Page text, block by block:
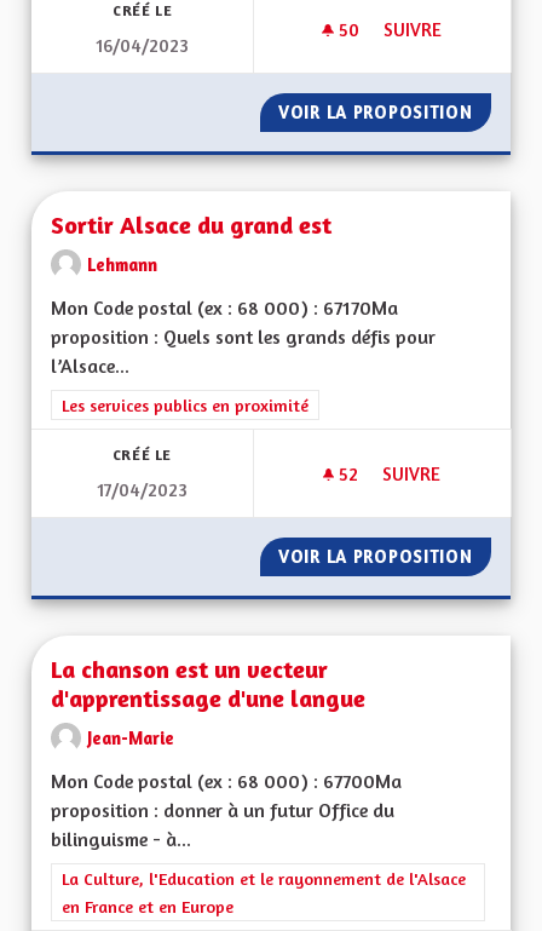
CRÉÉ LE
16/04/2023
50 50 ABONNÉS
SUIVRE
VOIR LA PROPOSITION
Sortir Alsace du grand est
Lehmann
Mon Code postal (ex : 68 000) : 67170Ma
proposition : Quels sont les grands défis pour
l’Alsace...
Filtrer les résultats de la catégorie : Les services publics en
Les services publics en proximité
CRÉÉ LE
17/04/2023
52 52 ABONNÉS
SUIVRE
VOIR LA PROPOSITION
La chanson est un vecteur
d'apprentissage d'une langue
Jean-Marie
Mon Code postal (ex : 68 000) : 67700Ma
proposition : donner à un futur Office du
bilinguisme - à...
Filtrer les résultats de la catégorie : La Culture, l'Education et
La Culture, l'Education et le rayonnement de l'Alsace
en France et en Europe